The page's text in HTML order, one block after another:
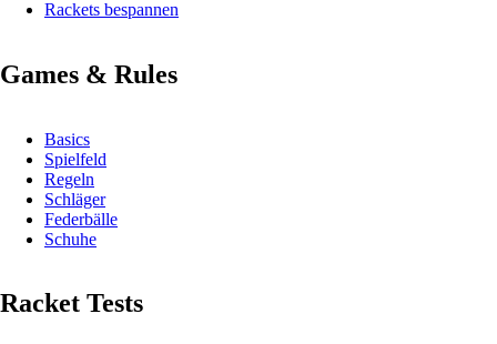
Rackets bespannen
Games & Rules
Basics
Spielfeld
Regeln
Schläger
Federbälle
Schuhe
Racket Tests